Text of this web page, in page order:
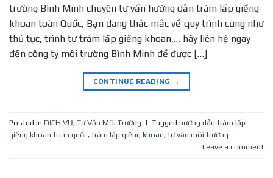
trường Bình Minh chuyên tư vấn hướng dẫn trám lấp giếng
khoan toàn Quốc, Bạn đang thắc mắc về quy trình cũng như
thủ tục, trình tự trám lấp giếng khoan,… hãy liên hệ ngay
đến công ty môi trường Bình Minh để được […]
CONTINUE READING →
Posted in DỊCH VỤ, Tư Vấn Môi Trường | Tagged hướng dẫn trám lấp
giếng khoan toàn quốc, trám lấp giếng khoan, tư vấn môi trường
Leave a comment